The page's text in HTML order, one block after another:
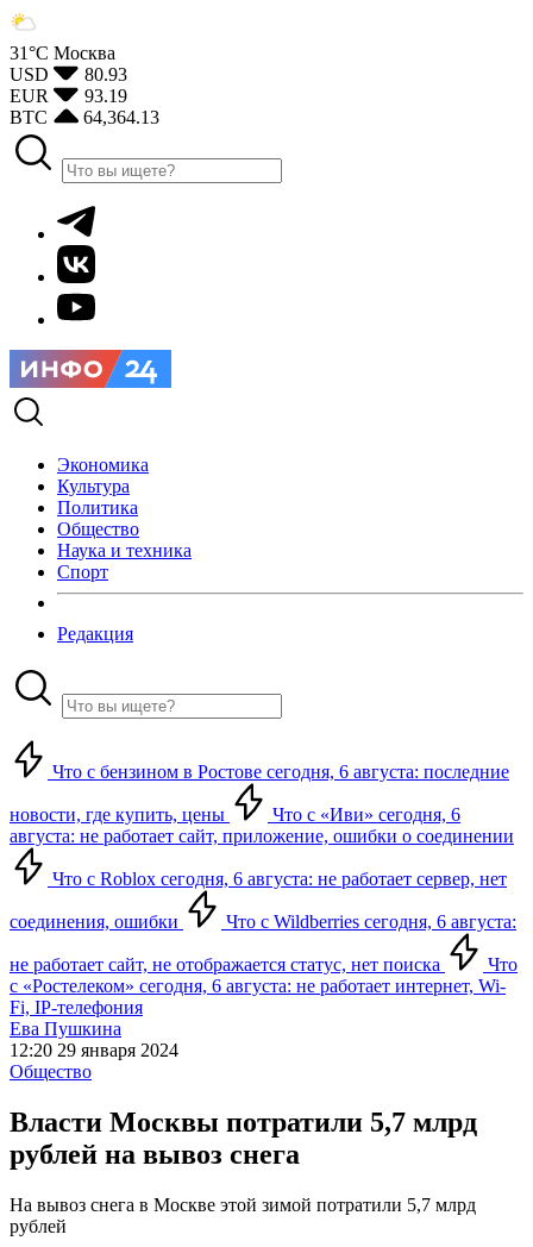
31°С Москва
USD
80.93
EUR
93.19
BTC
64,364.13
Экономика
Культура
Политика
Общество
Наука и техника
Спорт
Редакция
Что с бензином в Ростове сегодня, 6 августа: последние
новости, где купить, цены
Что с «Иви» сегодня, 6
августа: не работает сайт, приложение, ошибки о соединении
Что с Roblox сегодня, 6 августа: не работает сервер, нет
соединения, ошибки Что с Wildberries сегодня, 6 августа:
не работает сайт, не отображается статус, нет поиска
Что
с «Ростелеком» сегодня, 6 августа: не работает интернет, Wi-
Fi, IP-телефония
Ева Пушкина
12:20 29 января 2024
Общество
Власти Москвы потратили 5,7 млрд
рублей на вывоз снега
На вывоз снега в Москве этой зимой потратили 5,7 млрд
рублей